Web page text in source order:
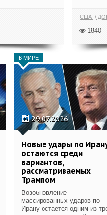
США
1840
В МИРЕ
29.07.2026
Новые удары по
остаются среди
вариантов,
рассматриваемых
Трампом
Возобновление
массированных ударов по
Ирану остается одним из